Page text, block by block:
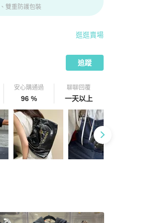
雙重防護包裝
逛逛賣場
追蹤
安心購通過
96 %
聊聊回覆
一天以上